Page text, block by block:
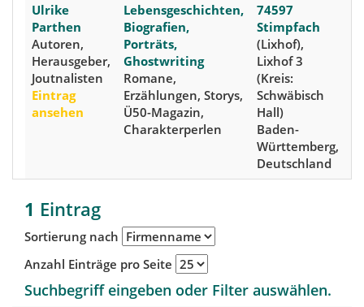
Ulrike
Parthen
Autoren,
Herausgeber,
Joutnalisten
Eintrag
ansehen
Lebensgeschichten,
Biografien,
Porträts,
Ghostwriting
Romane,
Erzählungen, Storys,
Ü50-Magazin,
Charakterperlen
74597
Stimpfach
(Lixhof),
Lixhof 3
(Kreis:
Schwäbisch
Hall)
Baden-
Württemberg,
Deutschland
1 Eintrag
Sortierung nach
Anzahl Einträge pro Seite
Suchbegriff eingeben oder Filter auswählen.